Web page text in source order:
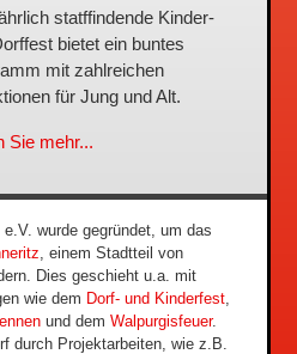
statffindende Kinder-
bietet ein buntes
mit zahlreichen
für Jung und Alt.
Sie mehr...
wurde gegründet, um das
, einem Stadtteil von
Dies geschieht u.a. mit
wie dem Dorf- und Kinderfest,
und demWalpurgisfeuer.
durch Projektarbeiten, wie z.B.